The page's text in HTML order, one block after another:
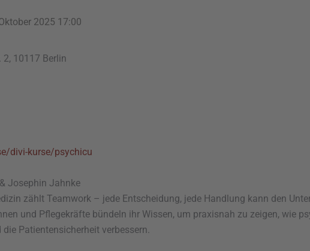
2025 17:00
2, 10117 Berlin
divi-kurse/psychicu
Josephin Jahnke
zählt Teamwork – jede Entscheidung, jede Handlung kann den
und Pflegekräfte bündeln ihr Wissen, um praxisnah zu zeigen, wie
Patientensicherheit verbessern.